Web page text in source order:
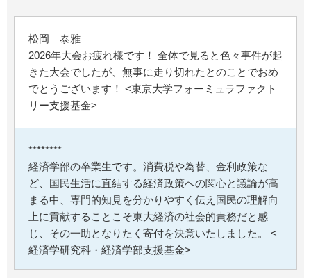
松岡 泰雅
2026年大会お疲れ様です！ 全体で見ると色々事件が起
きた大会でしたが、無事に走り切れたとのことでおめ
でとうございます！ <東京大学フォーミュラファクト
リー支援基金>
********
経済学部の卒業生です。消費税や為替、金利政策な
ど、国民生活に直結する経済政策への関心と議論が高
まる中、専門的知見を分かりやすく伝え国民の理解向
上に貢献することこそ東大経済の社会的責務だと感
じ、その一助となりたく寄付を決意いたしました。 <
経済学研究科・経済学部支援基金>